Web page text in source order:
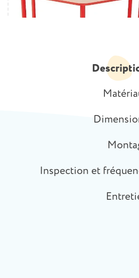
Inspection et